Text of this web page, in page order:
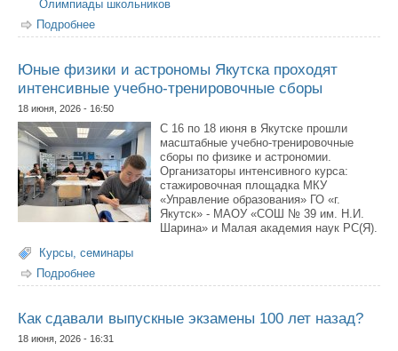
Олимпиады школьников
Подробнее
олимпиады по информатике имени М. Келдыша
Юные физики и астрономы Якутска проходят
интенсивные учебно-тренировочные сборы
18 июня, 2026 - 16:50
С 16 по 18 июня в Якутске прошли
масштабные учебно-тренировочные
сборы по физике и астрономии.
Организаторы интенсивного курса:
стажировочная площадка МКУ
«Управление образования» ГО «г.
Якутск» - МАОУ «СОШ № 39 им. Н.И.
Шарина» и Малая академия наук РС(Я).
Курсы, семинары
Подробнее
интенсивные учебно-тренировочные сборы
Как сдавали выпускные экзамены 100 лет назад?
18 июня, 2026 - 16:31